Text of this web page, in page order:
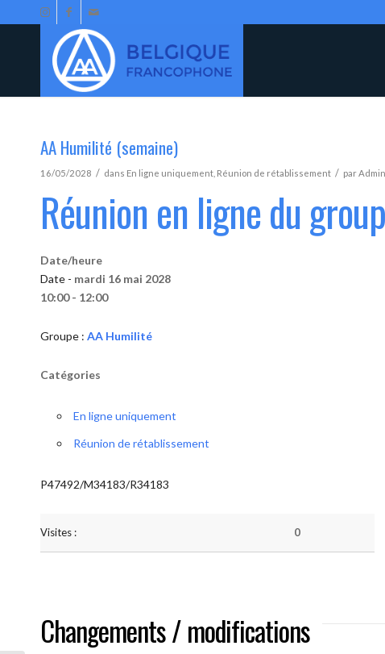
AA Humilité (semaine)
16/05/2028 / dans En ligne uniquement Réunion de rétablissement / par
Réunion en ligne du
Date/heure
Date - mardi 16 mai 2028
10:00 - 12:00
Groupe : AA Humilité
Catégories
En ligne uniquement
Réunion de rétablissement
P47492/M34183/R34183
Visites : 0
Changements / modifications